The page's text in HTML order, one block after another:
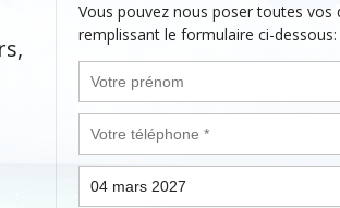
Vous pouvez nous poser toutes
remplissant le formulaire ci-dessous: